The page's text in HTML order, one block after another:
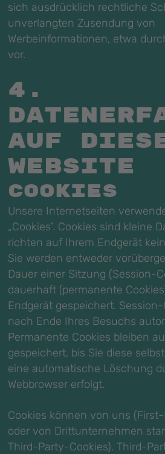
sich ausdrücklich rechtliche
unverlangten Zusendung von
Werbeinformationen, etwa
vor.
4.
auf
Website
Cookies
Unsere Internetseiten
„Cookies“. Cookies sind kleine
richten auf Ihrem Endgerät
Sie werden entweder
Dauer einer Sitzung (Session-
dauerhaft (permanente
Endgerät gespeichert.
nach Ende Ihres Besuchs
Permanente Cookies bleiben
gespeichert, bis Sie diese
eine automatische Löschung
Webbrowser erfolgt.
Cookies können von uns
oder von Drittunternehmen
Third-Party-Cookies). Third-